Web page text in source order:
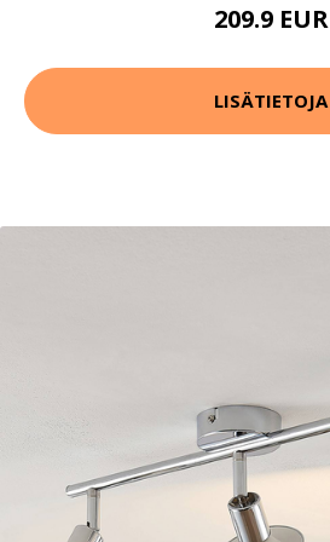
209.9 EUR
LISÄTIETOJA